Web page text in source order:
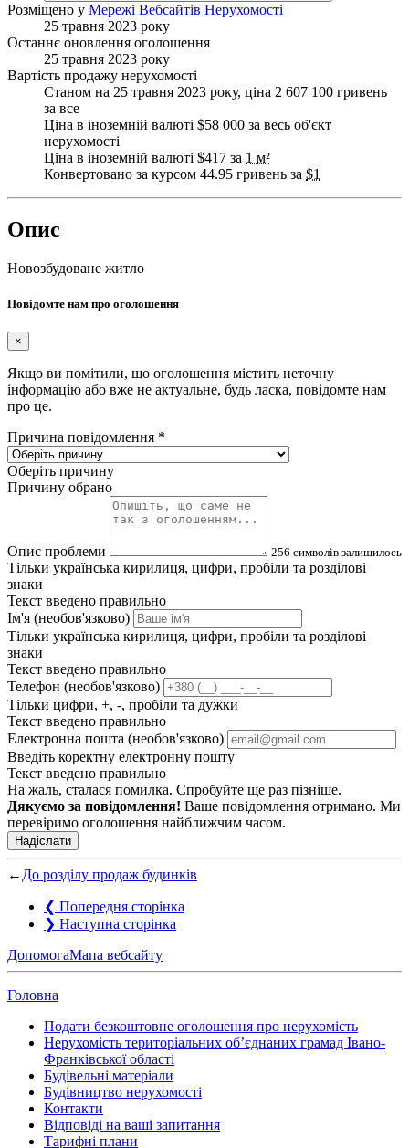
Розміщено у Мережі Вебсайтів Нерухомості
25 травня 2023 року
Останнє оновлення оголошення
25 травня 2023 року
Вартість продажу нерухомості
Станом на 25 травня 2023 року, ціна 2 607 100 гривень
за все
Ціна в іноземній валюті $58 000 за весь об'єкт
нерухомості
Ціна в іноземній валюті $417 за 1 м²
Конвертовано за курсом 44.95 гривень за $1
Опис
Новозбудоване житло
Повідомте нам про оголошення
×
Якщо ви помітили, що оголошення містить неточну
інформацію або вже не актуальне, будь ласка, повідомте нам
про це.
Причина повідомлення *
Оберіть причину
Причину обрано
Опис проблеми 256 символів залишилось
Тільки українська кирилиця, цифри, пробіли та розділові
знаки
Текст введено правильно
Ім'я (необов'язково)
Тільки українська кирилиця, цифри, пробіли та розділові
знаки
Текст введено правильно
Телефон (необов'язково)
Тільки цифри, +, -, пробіли та дужки
Текст введено правильно
Електронна пошта (необов'язково)
Введіть коректну електронну пошту
Текст введено правильно
На жаль, сталася помилка. Спробуйте ще раз пізніше.
Дякуємо за повідомлення! Ваше повідомлення отримано. Ми
перевіримо оголошення найближчим часом.
Надіслати
← До розділу продаж будинків
❮ Попередня сторінка
❯ Наступна сторінка
ДопомогаМапа вебсайту
Головна
Подати безкоштовне оголошення про нерухомість
Нерухомість територіальних об’єднаних грамад Івано-
Франківської області
Будівельні матеріали
Будівництво нерухомості
Контакти
Відповіді на ваші запитання
Тарифні плани